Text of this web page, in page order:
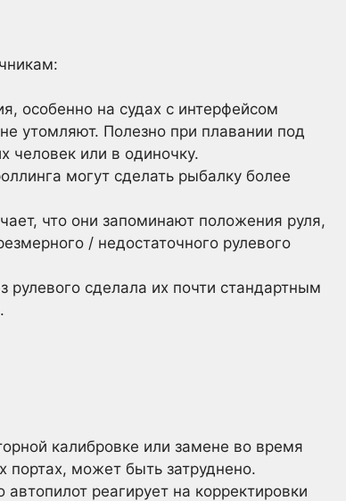
особенно на судах с интерфейсом
утомляют. Полезно при плавании под
человек или в одиночку.
могут сделать рыбалку более
что они запоминают положения руля,
/ недостаточного рулевого
рулевого сделала их почти стандартным
калибровке или замене во время
портах, может быть затруднено.
реагирует на корректировки